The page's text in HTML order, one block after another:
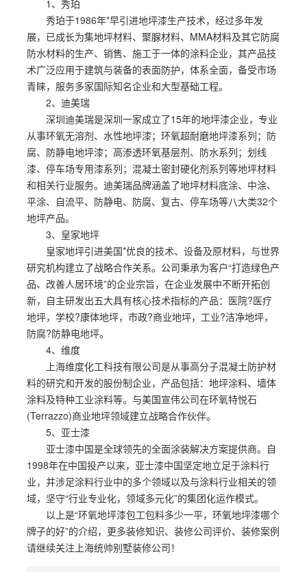
1、秀珀
秀珀于1986年*早引进地坪漆生产技术，经过多年发
展，已成长为集地坪材料、聚脲材料、MMA材料及其它防腐
防水材料的生产、销售、施工于一体的涂料企业，其产品技
术广泛应用于建筑与装备的表面防护，体系全面，备受市场
青睐，服务多家国际知名企业和大型基础工程。
2、迪美瑞
深圳迪美瑞是深圳一家成立了15年的地坪漆企业，专业
从事环氧无溶剂、水性地坪漆；环氧超耐磨地坪漆系列；防
腐、防静电地坪漆；高渗透环氧基层剂、防水系列；划线
漆、停车场专用漆系列；混凝土密封硬化剂系列等地坪材料
和相关行业服务。迪美瑞品牌涵盖了地坪材料底涂、中涂、
平涂、自流平、防静电、防腐、复古、停车场等八大类32个
地坪产品。
3、皇家地坪
皇家地坪引进美国*优良的技术、设备及原材料，与世界
研究机构建立了战略合作关系。公司秉承为客户“打造绿色产
品、改善人居环境”的企业宗旨，在企业发展中不断开拓创
新，自主研发出五大具有核心技术指标的产品：医院?医疗
地坪，学校?康体地坪，市政?商业地坪，工业?洁净地坪，
防腐?防静电地坪。
4、维度
上海维度化工科技有限公司是从事高分子混凝土防护材
料的研究和开发的股份制企业，产品包括：地坪涂料、墙体
涂料及特种工业涂料等。与美国宣伟公司在环氧特悦石
(Terrazzo)商业地坪领域建立战略合作伙伴。
5、亚士漆
亚士漆中国是全球领先的全面涂装解决方案提供商。自
1998年在中国投产以来，亚士漆中国坚定地立足于涂料行
业，并涉足涂料行业中的多个领域以及与涂料行业相关的领
域，坚守“行业专业化，领域多元化”的集团化运作模式。
以上是“环氧地坪漆包工包料多少一平，环氧地坪漆哪个
牌子的好”的介绍，更多装修知识、装修公司评价、装修案例
请继续关注上海统帅别墅装修公司！